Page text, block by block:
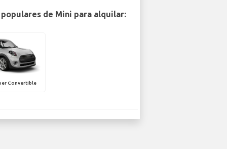
de Mini para alquilar:
Convertible